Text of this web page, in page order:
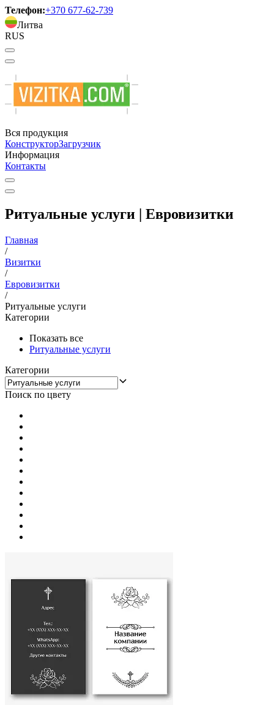
Телефон:+370 677-62-739
Литва
RUS
Вся продукция
КонструкторЗагрузчик
Информация
Контакты
Ритуальные услуги | Евровизитки
Главная
/
Визитки
/
Евровизитки
/
Ритуальные услуги
Категории
Показать все
Ритуальные услуги
Категории
Поиск по цвету